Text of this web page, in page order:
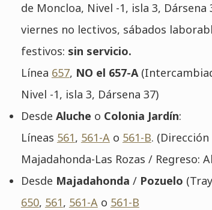
de Moncloa, Nivel -1, isla 3, Dársena
viernes no lectivos, sábados
festivos: sin servicio.
Línea 657, NO el 657-A
Nivel -1, isla 3, Dársena 37)
Desde Aluche o Colonia Jardín:
Líneas 561, 561-Ao 561-B. (Dirección
Majadahonda-Las Rozas / Regreso:
Desde Majadahonda / Pozuelo
650, 561, 561-Ao 561-B